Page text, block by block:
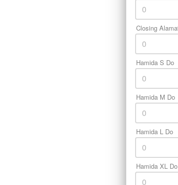
Closing
Hamida S Do
Hamida M Do
Hamida L Do
Hamida XL Do